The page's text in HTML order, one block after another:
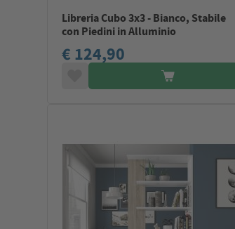
Libreria Cubo 3x3 - Bianco, Stabile
con Piedini in Alluminio
€ 124,90